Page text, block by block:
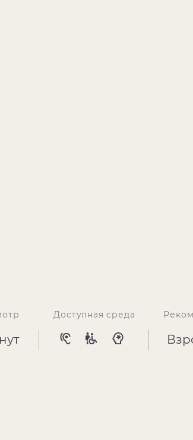
Доступная среда